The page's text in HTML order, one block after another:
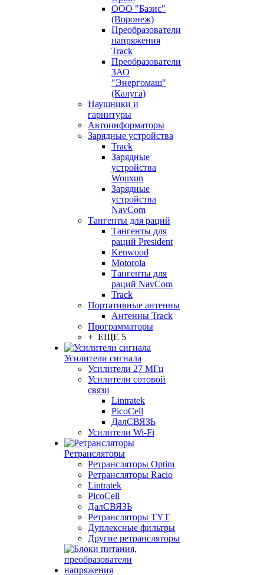
ООО "Базис"
(Воронеж)
Преобразователи
напряжения
Track
Преобразователи
ЗАО
"Энергомаш"
(Калуга)
Наушники и
гарнитуры
Автоинформаторы
Зарядные устройства
Track
Зарядные
устройства
Wouxun
Зарядные
устройства
NavCom
Тангенты для раций
Тангенты для
раций President
Kenwood
Motorola
Тангенты для
раций NavCom
Track
Портативные антенны
Антенны Track
Программаторы
+ ЕЩЕ 5
Усилители сигнала
Усилители 27 МГц
Усилители сотовой
связи
Lintratek
PicoCell
ДалСВЯЗЬ
Усилители Wi-Fi
Ретрансляторы
Ретрансляторы Optim
Ретрансляторы Racio
Lintratek
PicoCell
ДалСВЯЗЬ
Ретрансляторы TYT
Дуплексные фильтры
Другие ретрансляторы